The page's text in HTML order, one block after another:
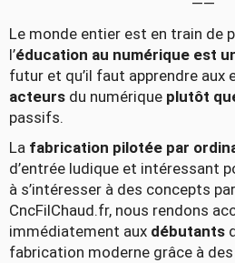
——
Le monde entier est en train de
l’éducation au numérique est
futur et qu’il faut apprendre aux
acteurs du numérique plutôt
passifs.
La fabrication pilotée par
d’entrée ludique et intéressant
à s’intéresser à des concepts
CncFilChaud.fr, nous rendons
immédiatement aux débutants
fabrication moderne grâce à